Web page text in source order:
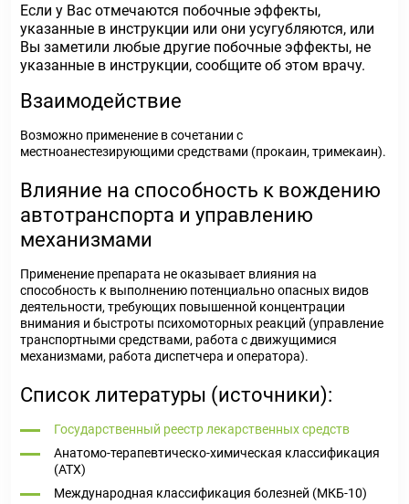
Если у Вас отмечаются побочные эффекты,
указанные в инструкции или они усугубляются, или
Вы заметили любые другие побочные эффекты, не
указанные в инструкции, сообщите об этом врачу.
Взаимодействие
Возможно применение в сочетании с
местноанестезирующими средствами (прокаин, тримекаин).
Влияние на способность к вождению
автотранспорта и управлению
механизмами
Применение препарата не оказывает влияния на
способность к выполнению потенциально опасных видов
деятельности, требующих повышенной концентрации
внимания и быстроты психомоторных реакций (управление
транспортными средствами, работа с движущимися
механизмами, работа диспетчера и оператора).
Список литературы (источники):
Государственный реестр лекарственных средств
Анатомо-терапевтическо-химическая классификация
(ATX)
Международная классификация болезней (МКБ-10)